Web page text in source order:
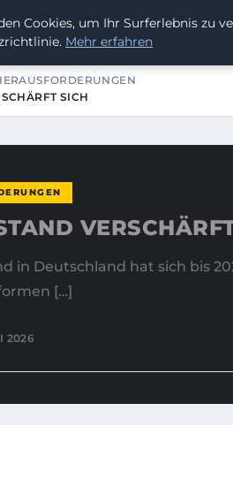
FESTIVAL
SICH
in Deutschland hat sich bis
[…]
2026
Cookies, um Ihr Surferlebnis zu
Mehr erfahren